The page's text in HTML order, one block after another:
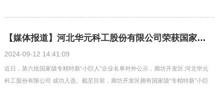
【媒体报道】河北华元科工股份有限公司荣获国家级专精特新“小巨人”企业称号
2024-09-12 14:41:09
近日，第六批国家级专精特新“小巨人”企业名单对外公示，廊坊开发区 河北华元
科工股份有限公司 成功入选。截至目前，廊坊开发区拥有国家级“专精特新”小巨